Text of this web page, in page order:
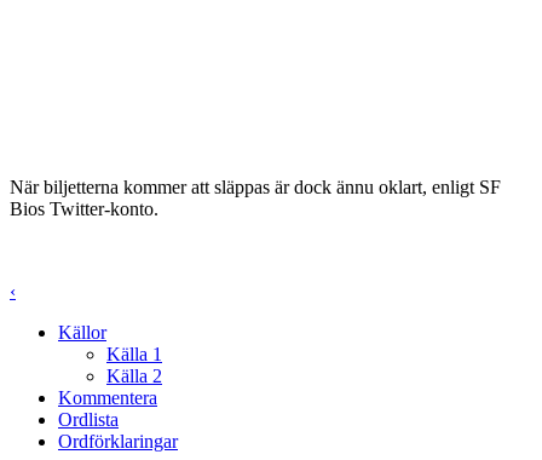
När biljetterna kommer att släppas är dock ännu oklart, enligt SF
Bios Twitter-konto.
‹
Källor
Källa 1
Källa 2
Kommentera
Ordlista
Ordförklaringar